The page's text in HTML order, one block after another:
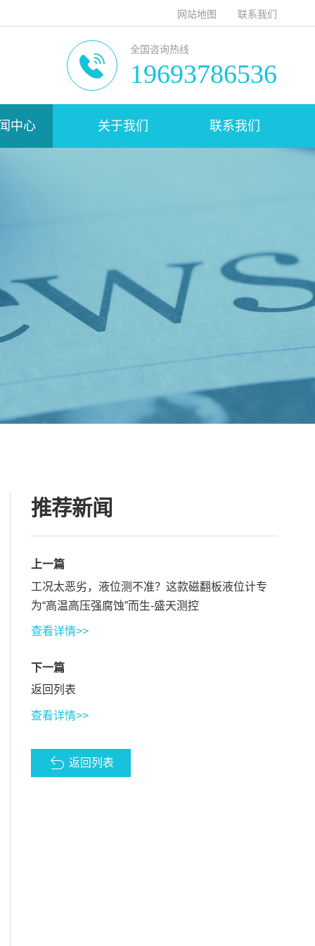
网站地图 联系我们
全国咨询热线
19693786536
中心 关于我们 联系我们
推荐新闻
上一篇
工况太恶劣，液位测不准？这款磁翻板液位计专
为“高温高压强腐蚀”而生-盛天测控
查看详情>>
下一篇
返回列表
查看详情>>
返回列表